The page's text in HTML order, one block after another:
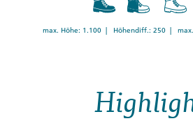
max. Höhe: 1.100 | Höhendiff.: 250 |